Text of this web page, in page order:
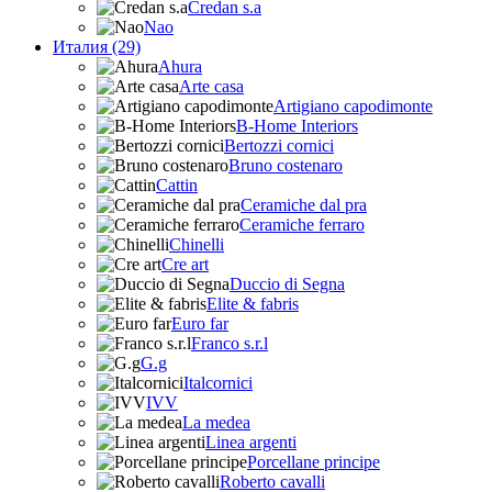
Credan s.a
Nao
Италия (29)
Ahura
Arte casa
Artigiano capodimonte
B-Home Interiors
Bertozzi cornici
Bruno costenaro
Cattin
Ceramiche dal pra
Ceramiche ferraro
Chinelli
Cre art
Duccio di Segna
Elite & fabris
Euro far
Franco s.r.l
G.g
Italcornici
IVV
La medea
Linea argenti
Porcellane principe
Roberto cavalli